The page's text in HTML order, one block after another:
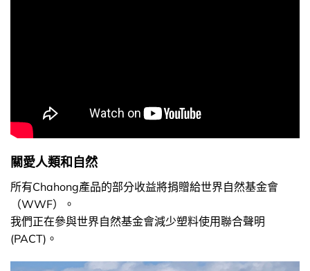
關愛人類和自然
所有Chahong產品的部分收益將捐贈給世界自然基金會
（WWF）。
我們正在參與世界自然基金會減少塑料使用聯合聲明
(PACT)。